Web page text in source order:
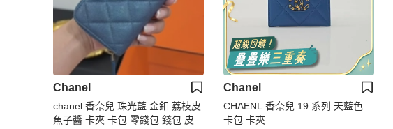
Chanel
chanel 香奈兒 珠光藍 金釦 荔枝皮
魚子醬 卡夾 卡包 零錢包 錢包 皮夾
Chanel
CHAENL 香奈兒 19 系列 天藍色
卡包 卡夾